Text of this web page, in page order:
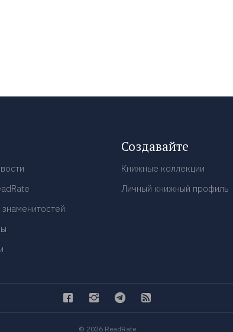
знаменитостей
Создавайте
Книжные коллекции
Личный книжный профиль
© 2026 ReadRate